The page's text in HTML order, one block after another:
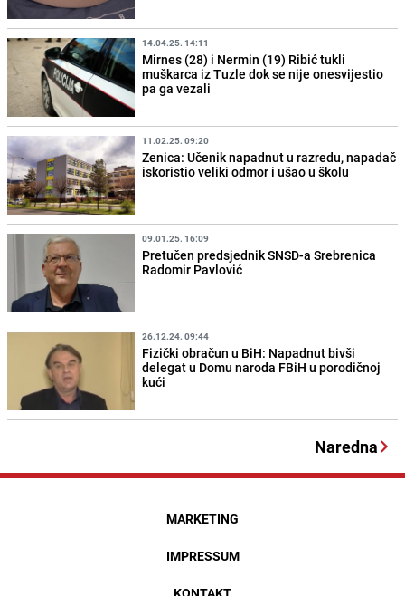
14.04.25. 14:11
Mirnes (28) i Nermin (19) Ribić tukli
muškarca iz Tuzle dok se nije onesvijestio
pa ga vezali
11.02.25. 09:20
Zenica: Učenik napadnut u razredu, napadač
iskoristio veliki odmor i ušao u školu
09.01.25. 16:09
Pretučen predsjednik SNSD-a Srebrenica
Radomir Pavlović
26.12.24. 09:44
Fizički obračun u BiH: Napadnut bivši
delegat u Domu naroda FBiH u porodičnoj
kući
Naredna
MARKETING
IMPRESSUM